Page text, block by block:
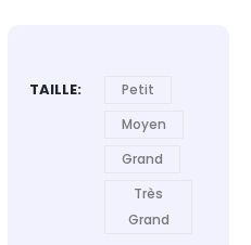
TAILLE
Petit
Moyen
Grand
Très
Grand